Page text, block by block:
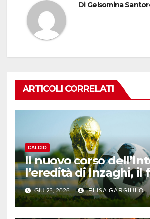
Di Gelsomina
ARTICOLI CORRELATI
CALCIO
Il nuovo corso
l’eredità di Inzaghi, il
Fàbregas e
Paz
GIU 26, 2026 ELISA GARGIULO